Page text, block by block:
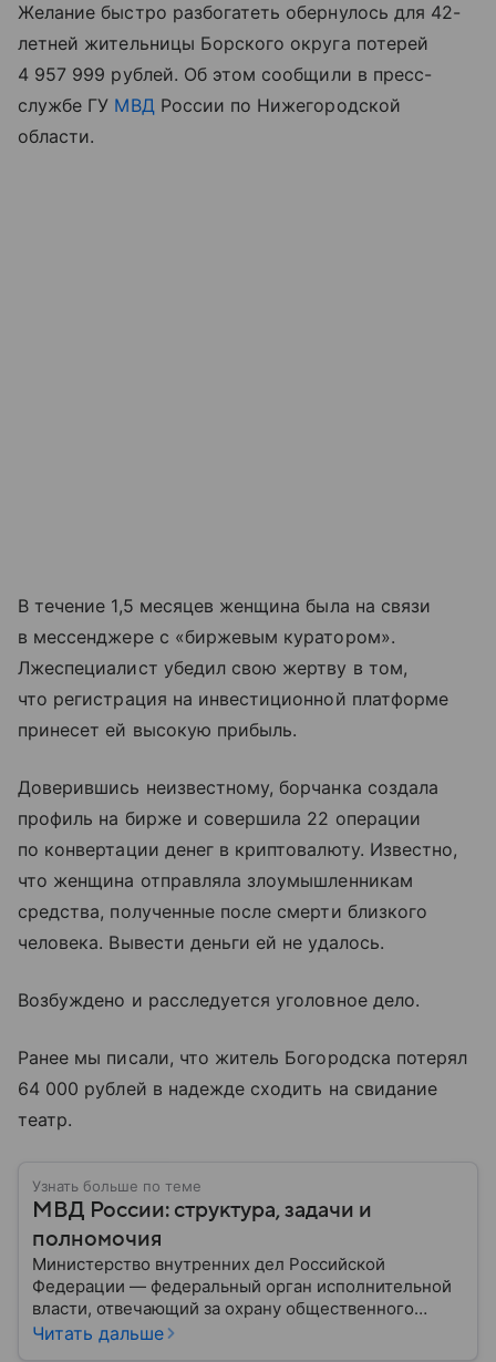
Желание быстро разбогатеть обернулось для 42-
летней жительницы Борского округа потерей
4 957 999 рублей. Об этом сообщили в пресс-
службе ГУ МВД России по Нижегородской
области.
В течение 1,5 месяцев женщина была на связи
в мессенджере с «биржевым куратором».
Лжеспециалист убедил свою жертву в том,
что регистрация на инвестиционной платформе
принесет ей высокую прибыль.
Доверившись неизвестному, борчанка создала
профиль на бирже и совершила 22 операции
по конвертации денег в криптовалюту. Известно,
что женщина отправляла злоумышленникам
средства, полученные после смерти близкого
человека. Вывести деньги ей не удалось.
Возбуждено и расследуется уголовное дело.
Ранее мы писали, что житель Богородска потерял
64 000 рублей в надежде сходить на свидание
театр.
Узнать больше по теме
МВД России: структура, задачи и
полномочия
Министерство внутренних дел Российской
Федерации — федеральный орган исполнительной
власти, отвечающий за охрану общественного
порядка, борьбу с преступностью, обеспечение
Читать дальше